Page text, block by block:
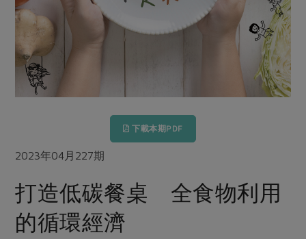
調理食材・點心
調味醬料/南北貨
休閒零嘴
保健食品
家庭清潔 織品
日用品
烘焙．點心
醬料
湯品．鍋物
漬物
主題食譜
異國料理
年菜食譜
合作25-精選產品第四彈
更多當季產品
議題活動
主婦聯盟X樂齡網特約優惠案
更多議題活動
關注議題
減硝酸鹽
非基改運動
廢核運動
食農教育
更多議題
生活者e週報
綠主張月刊
自主把關
檢驗報告
硝酸鹽檢驗
選舉專區
下載本期PDF
2023年04月227期
打造低碳餐桌 全食物利用
的循環經濟